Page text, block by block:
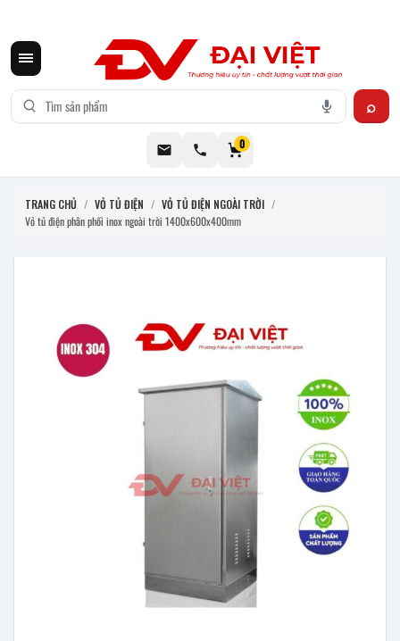
0
TRANG CHỦ / VỎ TỦ ĐIỆN / VỎ TỦ ĐIỆN NGOÀI TRỜI /
Vỏ tủ điện phân phối inox ngoài trời 1400x600x400mm